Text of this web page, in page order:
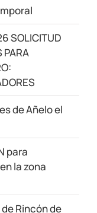
SOLICITUD
PARA
de Añelo el
para
la zona
Rincón de